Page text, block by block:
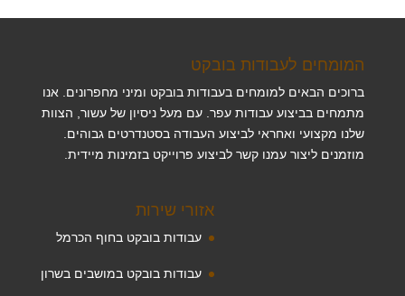
המומחים לעבודות בובקט
ברוכים הבאים למומחים בעבודות בובקט ומיני מחפרונים. אנו
מתמחים בביצוע עבודות עפר. עם מעל ניסיון של עשור, הצוות
שלנו מקצועי ואחראי לביצוע העבודה בסטנדרטים גבוהים.
מוזמנים ליצור עמנו קשר לביצוע פרוייקט בזמינות מיידית.
אזורי שירות
עבודות בובקט בחוף הכרמל
עבודות בובקט במושבים בשרון